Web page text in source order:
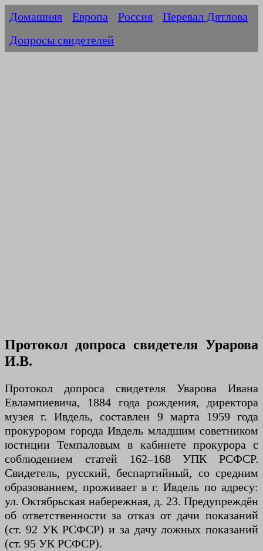
Домашняя Европа Россия
Перевал Дятлова
Допросы свидетелей
Протокол допроса свидетеля Урарова
И.В.
Протокол допроса свидетеля Уварова Ивана
Евлампиевича, 1884 года рождения, директора
музея г. Ивдель, составлен 9 марта 1959 года
прокурором города Ивдель младшим советником
юстиции Темпаловым в кабинете прокурора с
соблюдением статей 162–168 УПК РСФСР.
Свидетель, русский, беспартийный, со средним
образованием, проживает в г. Ивдель по адресу:
ул. Октябрьская набережная, д. 23. Предупреждён
об ответственности за отказ от дачи показаний
(ст. 92 УК РСФСР) и за дачу ложных показаний
(ст. 95 УК РСФСР).